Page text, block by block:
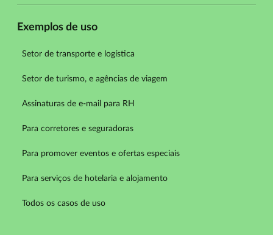
Exemplos de uso
Setor de transporte e logística
Setor de turismo, e agências de viagem
Assinaturas de e-mail para RH
Para corretores e seguradoras
Para promover eventos e ofertas especiais
Para serviços de hotelaria e alojamento
Todos os casos de uso